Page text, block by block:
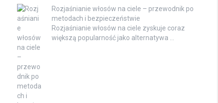
Rozjaśnianie włosów na ciele – przewodnik po
metodach i bezpieczeństwie
Rozjaśnianie włosów na ciele zyskuje coraz
większą popularność jako alternatywa …